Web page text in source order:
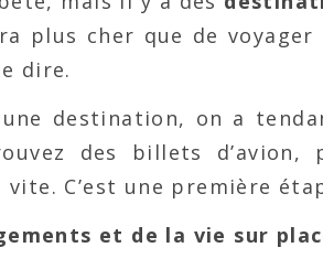
plus cher que de
dire.
une destination, on a
des billets
C’est une première
et de la vie sur